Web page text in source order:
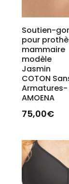
Soutien-
pour
mammaire
modèle
Jasmin
COTON
Armatures-
AMOENA
75,00€